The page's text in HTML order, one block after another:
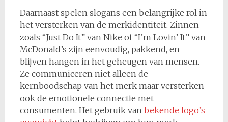
Daarnaast spelen slogans een belangrijke rol in
het versterken van de merkidentiteit. Zinnen
zoals “Just Do It” van Nike of “I’m Lovin’ It” van
McDonald’s zijn eenvoudig, pakkend, en
blijven hangen in het geheugen van mensen.
Ze communiceren niet alleen de
kernboodschap van het merk maar versterken
ook de emotionele connectie met
consumenten. Het gebruik van bekende logo’s